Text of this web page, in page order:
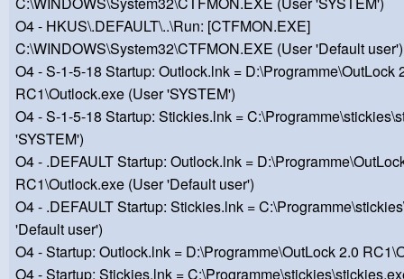
O4 - HKUS\.DEFAULT\..\Run: [CTFMON.EXE]
C:\WINDOWS\System32\CTFMON.EXE (User 'Default user')
O4 - S-1-5-18 Startup: Outlock.lnk = D:\Programme\OutLock
RC1\Outlock.exe (User 'SYSTEM')
O4 - S-1-5-18 Startup: Stickies.lnk =
'SYSTEM')
O4 - .DEFAULT Startup: Outlock.lnk =
RC1\Outlock.exe (User 'Default user')
O4 - .DEFAULT Startup: Stickies.lnk =
'Default user')
O4 - Startup: Outlock.lnk = D:\Programme\OutLock 2.0
O4 - Startup: Stickies.lnk =